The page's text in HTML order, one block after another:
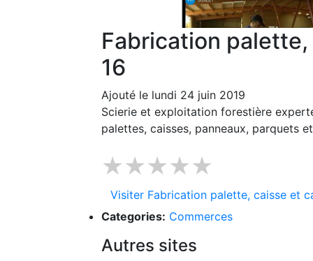
Fabrication
16
Ajouté le lundi 24 juin 2019
Scierie et exploitation forestière
palettes, caisses, panneaux, parquets
★★★★★
Visiter Fabrication palette, caisse et
Categories: Commerces
Autres sites